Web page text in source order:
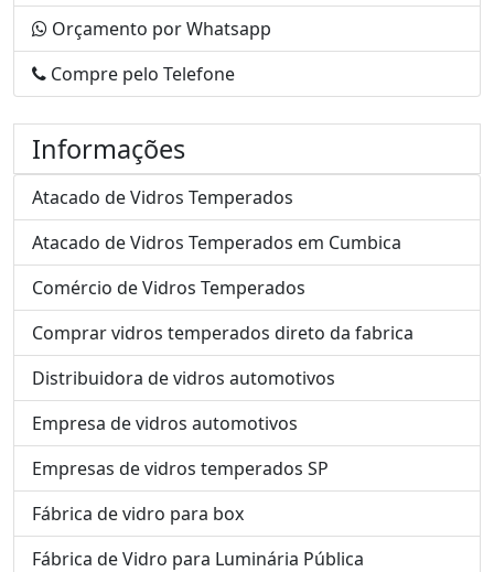
Orçamento por Whatsapp
Compre pelo Telefone
Informações
Atacado de Vidros Temperados
Atacado de Vidros Temperados em Cumbica
Comércio de Vidros Temperados
Comprar vidros temperados direto da fabrica
Distribuidora de vidros automotivos
Empresa de vidros automotivos
Empresas de vidros temperados SP
Fábrica de vidro para box
Fábrica de Vidro para Luminária Pública